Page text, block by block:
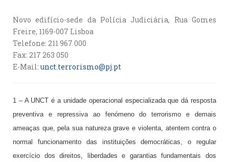
Novo edifício-sede da Polícia Judiciária, Rua Gomes
Freire, 1169-007 Lisboa
Telefone: 211 967 000
Fax: 217 263 050
E-Mail:unct.terrorismo@pj.pt
1 – A UNCT é a unidade operacional especializada que dá resposta
preventiva e repressiva ao fenómeno do terrorismo e demais
ameaças que, pela sua natureza grave e violenta, atentem contra o
normal funcionamento das instituições democráticas, o regular
exercício dos direitos, liberdades e garantias fundamentais dos